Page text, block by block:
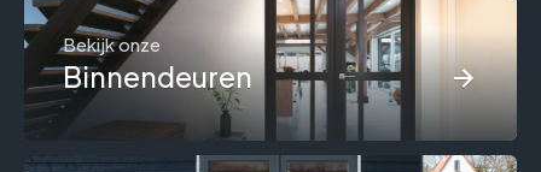
Bekijk onze
Binnendeuren